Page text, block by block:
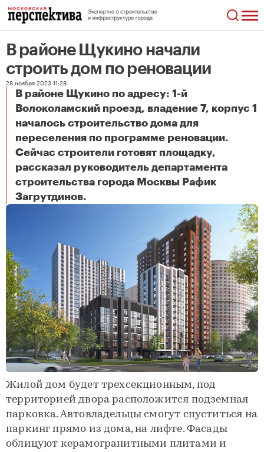
В районе Щукино начали
строить дом по реновации
28 ноября 2023 11:28
В районе Щукино по адресу: 1-й
Волоколамский проезд, владение 7, корпус 1
началось строительство дома для
переселения по программе реновации.
Сейчас строители готовят площадку,
рассказал руководитель департамента
строительства города Москвы Рафик
Загрутдинов.
В районе Щукино начали строить дом по реновации
Жилой дом будет трехсекционным, под
территорией двора расположится подземная
парковка. Автовладельцы смогут спуститься на
паркинг прямо из дома, на лифте. Фасады
облицуют керамогранитными плитами и